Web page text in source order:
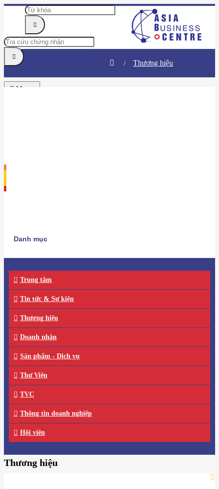
Menu
Thương hiệu
Danh mục
Trung tâm
Tin tức & Sự kiện
Thương hiệu
Doanh nhân
Sản phẩm - Dịch vụ
Thư Viện
TVC
Thông tin doanh nghiệp
Hội viên
Thương hiệu